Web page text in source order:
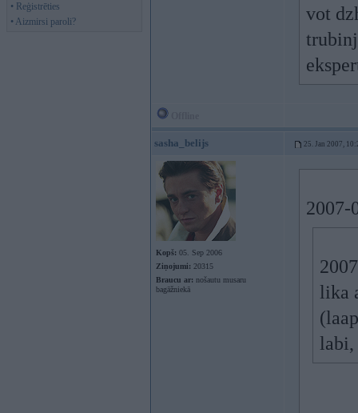
• Reģistrēties
• Aizmirsi paroli?
vot
sasha_belijs 25. Jan 2007,
Kopš: 05. Sep 2006
Ziņojumi: 20315
Braucu ar: nošautu musaru
bagāžniekā
2007-
lika
labi,